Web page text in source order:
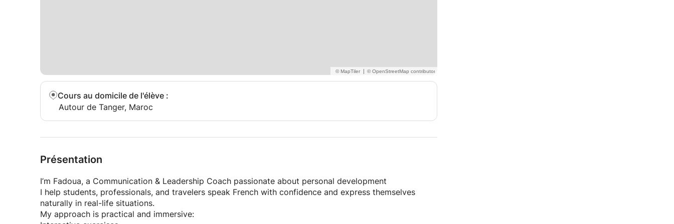
|
Cours au domicile de l'élève :
Autour de Tanger, Maroc
Présentation
I’m Fadoua, a Communication & Leadership Coach passionate about personal development
I help students, professionals, and travelers speak French with confidence and express themselves
naturally in real-life situations.
My approach is practical and immersive: